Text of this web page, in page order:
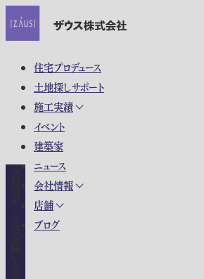
住宅プロデュース
土地探しサポート
施工実績
イベント
建築家
ニュース
会社情報
店舗
ブログ